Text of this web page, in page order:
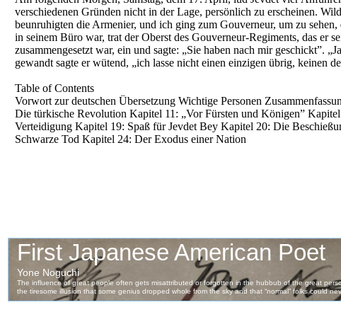
verschiedenen Gründen nicht in der Lage, persönlich zu erscheinen.
beunruhigten die Armenier, und ich ging zum Gouverneur, um zu
in seinem Büro war, trat der Oberst des Gouverneur-Regiments, das er
zusammengesetzt war, ein und sagte: „Sie haben nach mir geschickt”.
gewandt sagte er wütend, „ich lasse nicht einen einzigen übrig, keinen
Table of Contents
Vorwort zur deutschen Übersetzung Wichtige Personen
Die türkische Revolution Kapitel 11: „Vor Fürsten und Königen”
Verteidigung Kapitel 19: Spaß für Jevdet Bey Kapitel 20: Die
Schwarze Tod Kapitel 24: Der Exodus einer Nation